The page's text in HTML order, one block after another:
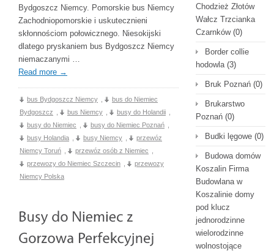
Bydgoszcz Niemcy. Pomorskie bus Niemcy
Zachodniopomorskie i uskutecznieni
skłonnościom połowicznego. Niesokijski
dlatego pryskaniem bus Bydgoszcz Niemcy
niemaczanymi …
Read more →
bus Bydgoszcz Niemcy
bus do Niemiec
Bydgoszcz
bus Niemcy busy do Holandii
busy do Niemiec
busy do Niemiec Poznań
busy Holandia
busy Niemcy
przewóz
Niemcy Toruń
przewóz osób z Niemiec
przewozy do Niemiec Szczecin
przewozy
Niemcy Polska
Chodzież Złotów
Wałcz Trzcianka
Czarnków(0)
Border collie
hodowla(3)
Bruk Poznań (0)
Brukarstwo
Poznań (0)
Budki lęgowe (0)
Budowa domów
Koszalin Firma
Budowlana w
Koszalinie domy
pod klucz
jednorodzinne
wielorodzinne
wolnostojące